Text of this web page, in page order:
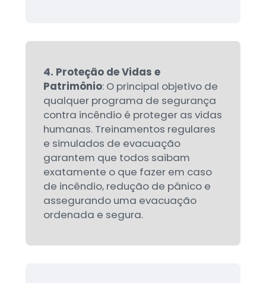
4. Proteção de Vidas e
Patrimônio: O principal objetivo de
qualquer programa de segurança
contra incêndio é proteger as vidas
humanas. Treinamentos regulares
e simulados de evacuação
garantem que todos saibam
exatamente o que fazer em caso
de incêndio, redução de pânico e
assegurando uma evacuação
ordenada e segura.